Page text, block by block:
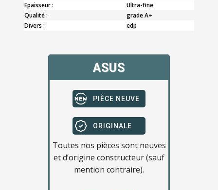
Epaisseur :
Ultra-fine
Qualité :
grade A+
Divers :
edp
ASUS
PIÈCE NEUVE
ORIGINALE
Toutes nos pièces sont neuves
et d’origine constructeur (sauf
mention contraire).